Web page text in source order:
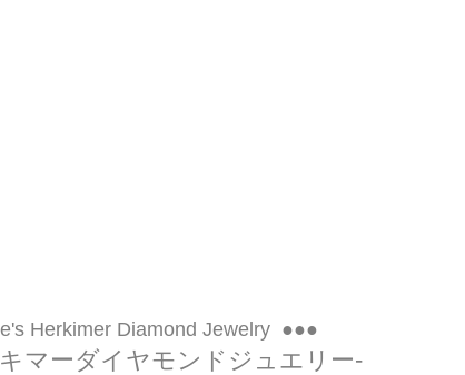
Herkimer Diamond Jewelry  ●●●
マーダイヤモンドジュエリー-